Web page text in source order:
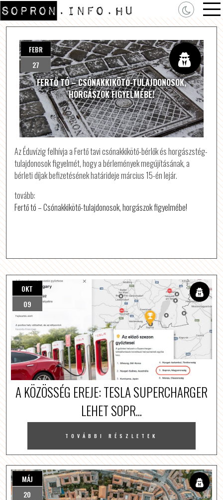
FERTŐ TÓ – CSÓNAKKIKÖTŐ-TULAJDONOSOK,
HORGÁSZOK FIGYELMÉBE!
FEBR
27
Az Éduvízig felhívja a Fertő tavi csónakkikötő-bérlők és horgászstég-
tulajdonosok figyelmét, hogy a bérlemények megújításának, a
bérleti díjak befizetésének határideje március 15-én lejár.
tovább:
Fertő tó – Csónakkikötő-tulajdonosok, horgászok figyelmébe!
OKT
09
A KÖZÖSSÉG EREJE: TESLA SUPERCHARGER
LEHET SOPR...
TOVÁBBI RÉSZLETEK
MÁJ
20